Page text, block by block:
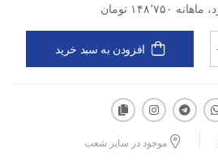
افزودن به سبد خرید
موجود در سایر شعب